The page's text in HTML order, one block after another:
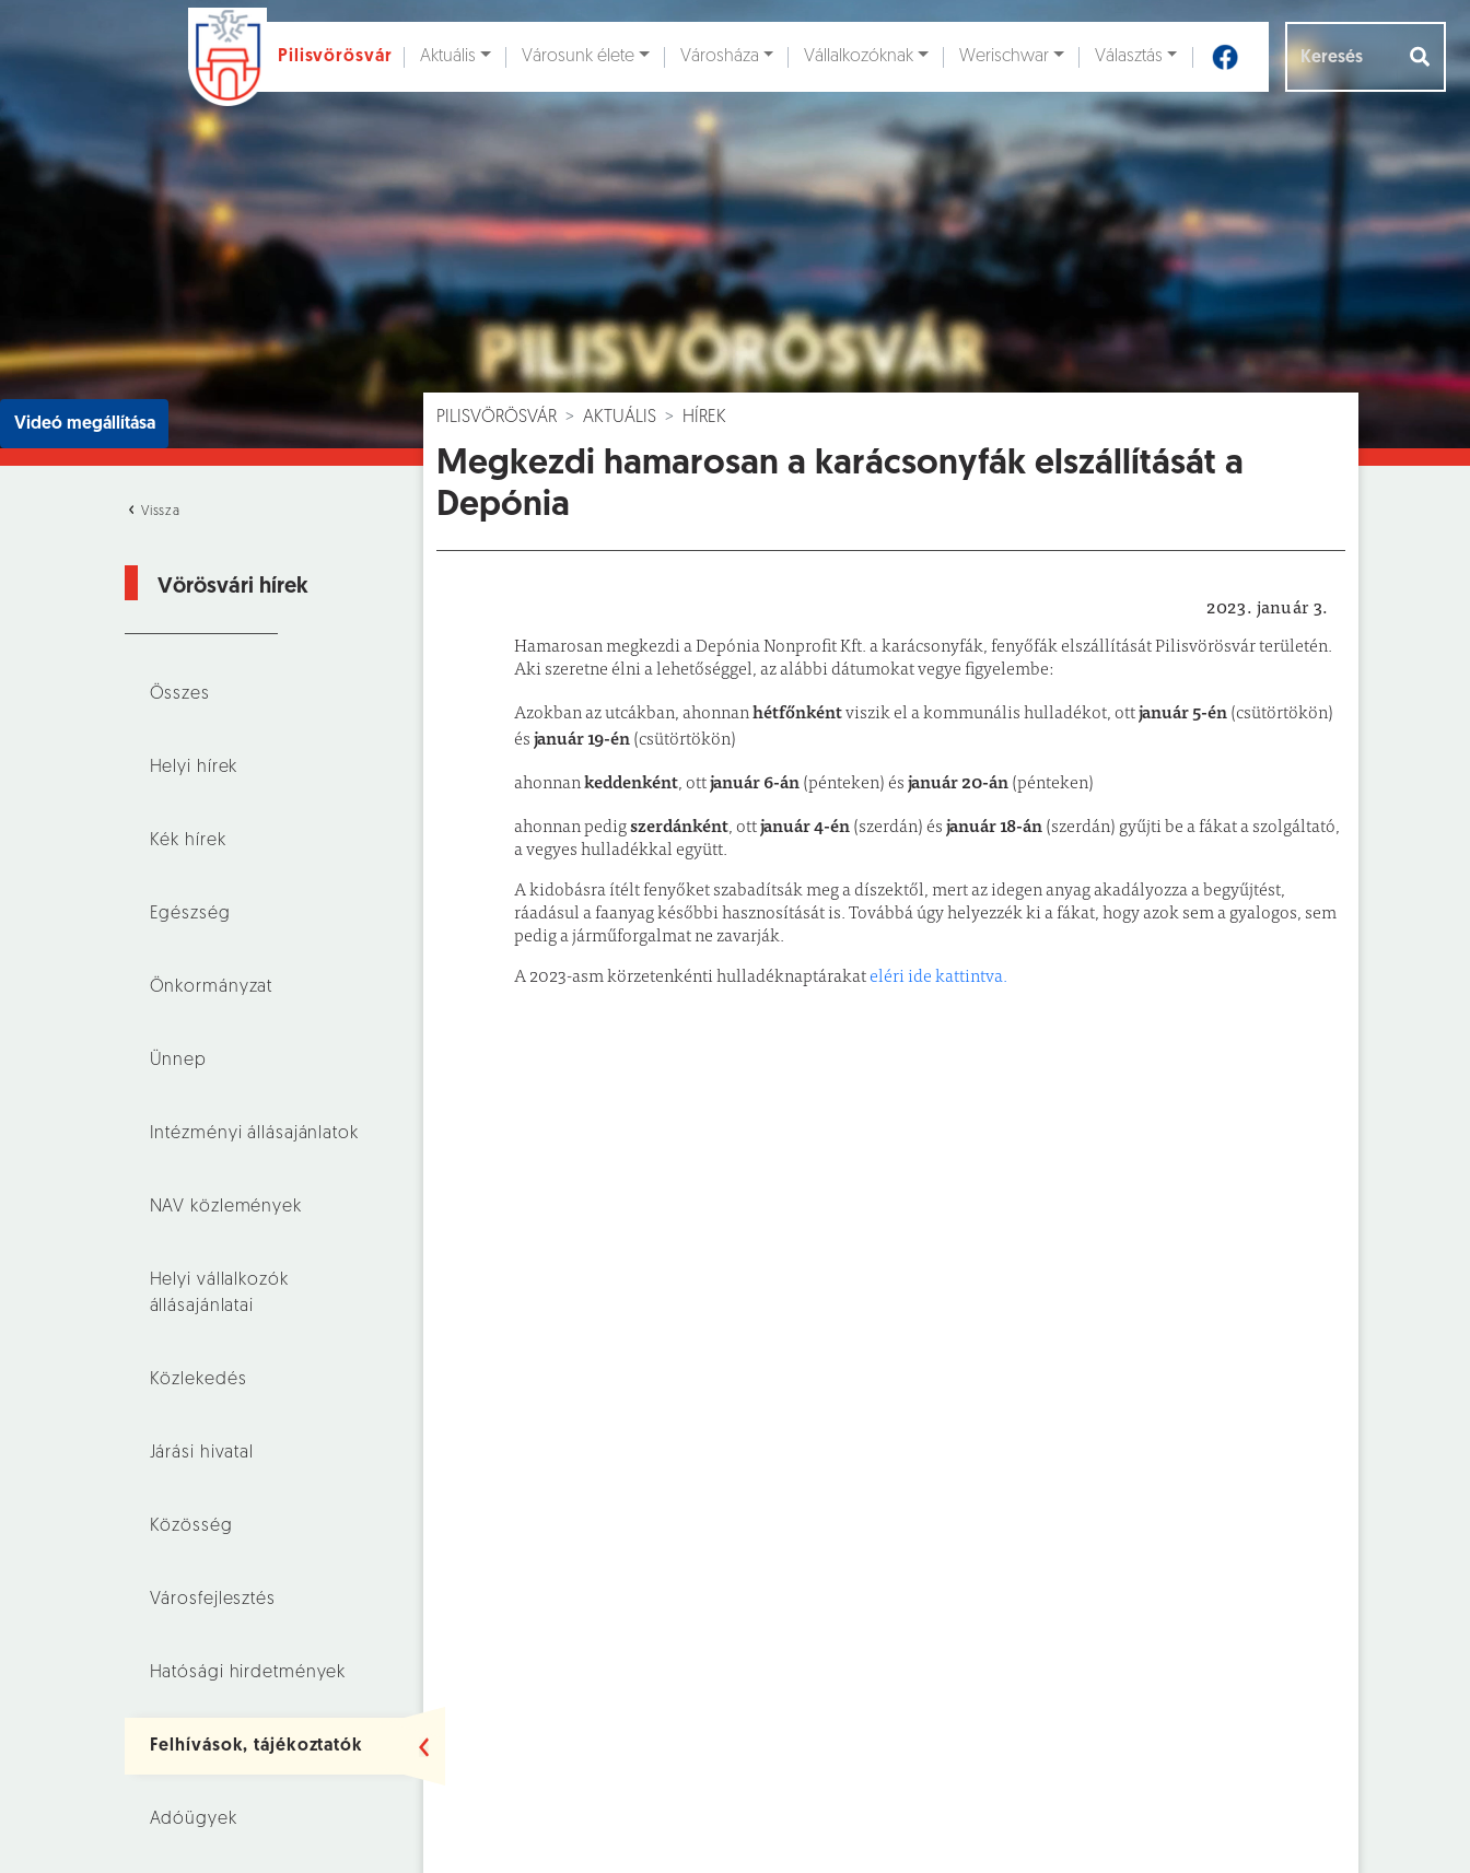
Ugrás a fő tartalomhoz
Pilisvörösvár Aktuális Városunk élete Városháza Vállalkozóknak Werischwar Választás
Videó megállítása
Vissza
Vörösvári hírek
Összes
Helyi hírek
Kék hírek
Egészség
Önkormányzat
Ünnep
Intézményi állásajánlatok
NAV közlemények
Helyi vállalkozók
állásajánlatai
Közlekedés
Járási hivatal
Közösség
Városfejlesztés
Hatósági hirdetmények
Felhívások, tájékoztatók
Adóügyek
PILISVÖRÖSVÁR AKTUÁLIS HÍREK
Megkezdi hamarosan a karácsonyfák elszállítását a
Depónia
Felhívások, tájékoztatók
2023. január 3.
Hamarosan megkezdi a Depónia Nonprofit Kft. a karácsonyfák, fenyőfák elszállítását Pilisvörösvár területén.
Aki szeretne élni a lehetőséggel, az alábbi dátumokat vegye figyelembe:
Azokban az utcákban, ahonnanhétfőnkéntviszik el a kommunális hulladékot, ottjanuár 5-én (csütörtökön)
ésjanuár 19-én (csütörtökön)
ahonnankeddenként, ottjanuár 6-án (pénteken) ésjanuár 20-án (pénteken)
ahonnan pedigszerdánként, ottjanuár 4-én (szerdán) és január 18-án (szerdán) gyűjti be a fákat a szolgáltató,
a vegyes hulladékkal együtt.
A kidobásra ítélt fenyőket szabadítsák meg a díszektől, mert az idegen anyag akadályozza a begyűjtést,
ráadásul a faanyag későbbi hasznosítását is. Továbbá úgy helyezzék ki a fákat, hogy azok sem a gyalogos, sem
pedig a járműforgalmat ne zavarják.
A 2023-asm körzetenkénti hulladéknaptárakateléri ide kattintva.
Események [] Dokumentumok [